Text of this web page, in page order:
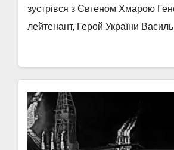
зустрівся з Євгеном Хмарою
лейтенант, Герой України